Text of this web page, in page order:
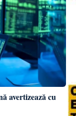
avertizează cu